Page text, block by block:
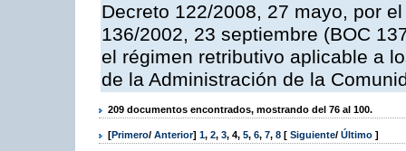
Decreto 122/2008, 27 mayo, por
136/2002, 23 septiembre (BOC
el régimen retributivo aplicable a
de la Administración de la
209 documentos encontrados, mostrando del 76 al 100.
[Primero/ Anterior] 1, 2, 3, 4, 5, 6, 7, 8 [ Siguiente/ Último ]